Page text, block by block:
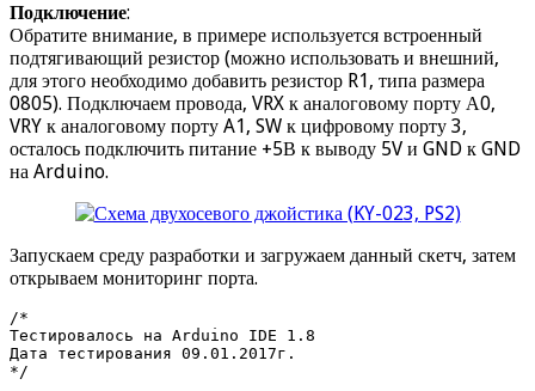
Подключение:
Обратите внимание, в примере используется встроенный
подтягивающий резистор (можно использовать и внешний,
для этого необходимо добавить резистор R1, типа размера
0805). Подключаем провода, VRX к аналоговому порту А0,
VRY к аналоговому порту A1, SW к цифровому порту 3,
осталось подключить питание +5В к выводу 5V и GND к GND
на Arduino.
Запускаем среду разработки и загружаем данный скетч, затем
открываем мониторинг порта.
/*
Тестировалось на Arduino IDE 1.8
Дата тестирования 09.01.2017г.
*/